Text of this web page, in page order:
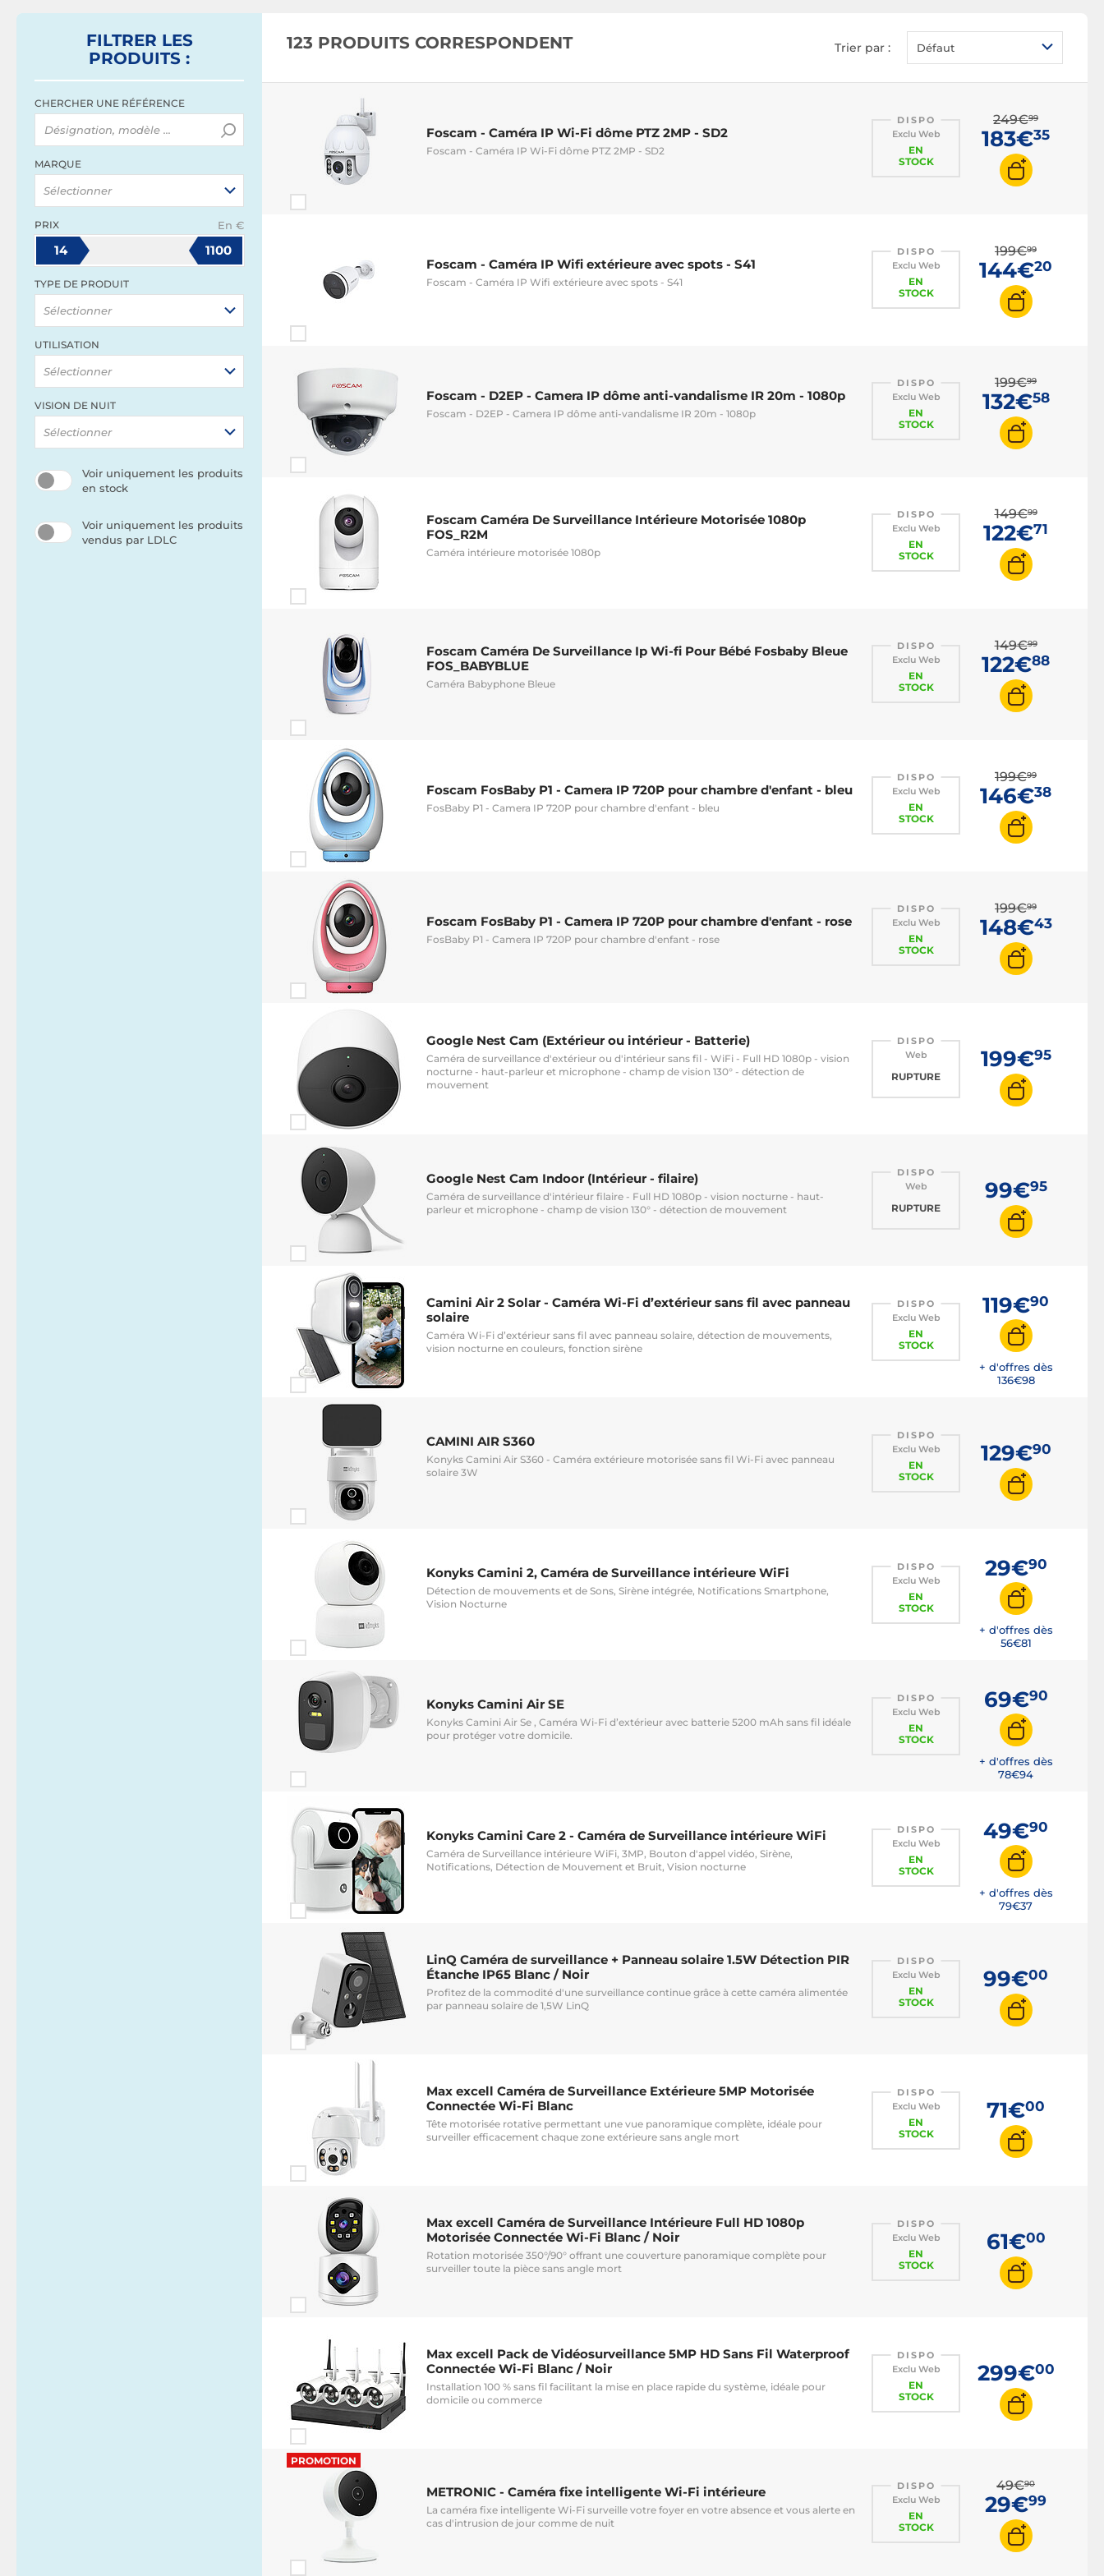
FILTRER LES
PRODUITS :
CHERCHER UNE RÉFÉRENCE
MARQUE
Sélectionner
PRIX En €
14 1100
TYPE DE PRODUIT
Sélectionner
UTILISATION
Sélectionner
VISION DE NUIT
Sélectionner
Voir uniquement les produits
en stock
Voir uniquement les produits
vendus par LDLC
123 PRODUITS CORRESPONDENT Trier par : Défaut
Foscam - Caméra IP Wi-Fi dôme PTZ 2MP - SD2
Foscam - Caméra IP Wi-Fi dôme PTZ 2MP - SD2
DISPO
Exclu Web
EN
STOCK
249€99
183€35
Foscam - Caméra IP Wifi extérieure avec spots - S41
Foscam - Caméra IP Wifi extérieure avec spots - S41
DISPO
Exclu Web
EN
STOCK
199€99
144€20
Foscam - D2EP - Camera IP dôme anti-vandalisme IR 20m - 1080p
Foscam - D2EP - Camera IP dôme anti-vandalisme IR 20m - 1080p
DISPO
Exclu Web
EN
STOCK
199€99
132€58
Foscam Caméra De Surveillance Intérieure Motorisée 1080p
FOS_R2M
Caméra intérieure motorisée 1080p
DISPO
Exclu Web
EN
STOCK
149€99
122€71
Foscam Caméra De Surveillance Ip Wi-fi Pour Bébé Fosbaby Bleue
FOS_BABYBLUE
Caméra Babyphone Bleue
DISPO
Exclu Web
EN
STOCK
149€99
122€88
Foscam FosBaby P1 - Camera IP 720P pour chambre d'enfant - bleu
FosBaby P1 - Camera IP 720P pour chambre d'enfant - bleu
DISPO
Exclu Web
EN
STOCK
199€99
146€38
Foscam FosBaby P1 - Camera IP 720P pour chambre d'enfant - rose
FosBaby P1 - Camera IP 720P pour chambre d'enfant - rose
DISPO
Exclu Web
EN
STOCK
199€99
148€43
Google Nest Cam (Extérieur ou intérieur - Batterie)
Caméra de surveillance d'extérieur ou d'intérieur sans fil - WiFi - Full HD 1080p - vision
nocturne - haut-parleur et microphone - champ de vision 130° - détection de
mouvement
DISPO
Web
RUPTURE
199€95
Google Nest Cam Indoor (Intérieur - filaire)
Caméra de surveillance d'intérieur filaire - Full HD 1080p - vision nocturne - haut-
parleur et microphone - champ de vision 130° - détection de mouvement
DISPO
Web
RUPTURE
99€95
Camini Air 2 Solar - Caméra Wi-Fi d’extérieur sans fil avec panneau
solaire
Caméra Wi-Fi d’extérieur sans fil avec panneau solaire, détection de mouvements,
vision nocturne en couleurs, fonction sirène
DISPO
Exclu Web
EN
STOCK
119€90
+ d'offres dès
136€98
CAMINI AIR S360
Konyks Camini Air S360 - Caméra extérieure motorisée sans fil Wi-Fi avec panneau
solaire 3W
DISPO
Exclu Web
EN
STOCK
129€90
Konyks Camini 2, Caméra de Surveillance intérieure WiFi
Détection de mouvements et de Sons, Sirène intégrée, Notifications Smartphone,
Vision Nocturne
DISPO
Exclu Web
EN
STOCK
29€90
+ d'offres dès
56€81
Konyks Camini Air SE
Konyks Camini Air Se , Caméra Wi-Fi d’extérieur avec batterie 5200 mAh sans fil idéale
pour protéger votre domicile.
DISPO
Exclu Web
EN
STOCK
69€90
+ d'offres dès
78€94
Konyks Camini Care 2 - Caméra de Surveillance intérieure WiFi
Caméra de Surveillance intérieure WiFi, 3MP, Bouton d'appel vidéo, Sirène,
Notifications, Détection de Mouvement et Bruit, Vision nocturne
DISPO
Exclu Web
EN
STOCK
49€90
+ d'offres dès
79€37
LinQ Caméra de surveillance + Panneau solaire 1.5W Détection PIR
Étanche IP65 Blanc / Noir
Profitez de la commodité d'une surveillance continue grâce à cette caméra alimentée
par panneau solaire de 1,5W LinQ
DISPO
Exclu Web
EN
STOCK
99€00
Max excell Caméra de Surveillance Extérieure 5MP Motorisée
Connectée Wi-Fi Blanc
Tête motorisée rotative permettant une vue panoramique complète, idéale pour
surveiller efficacement chaque zone extérieure sans angle mort
DISPO
Exclu Web
EN
STOCK
71€00
Max excell Caméra de Surveillance Intérieure Full HD 1080p
Motorisée Connectée Wi-Fi Blanc / Noir
Rotation motorisée 350°/90° offrant une couverture panoramique complète pour
surveiller toute la pièce sans angle mort
DISPO
Exclu Web
EN
STOCK
61€00
Max excell Pack de Vidéosurveillance 5MP HD Sans Fil Waterproof
Connectée Wi-Fi Blanc / Noir
Installation 100 % sans fil facilitant la mise en place rapide du système, idéale pour
domicile ou commerce
DISPO
Exclu Web
EN
STOCK
299€00
PROMOTION
METRONIC - Caméra fixe intelligente Wi-Fi intérieure
La caméra fixe intelligente Wi-Fi surveille votre foyer en votre absence et vous alerte en
cas d'intrusion de jour comme de nuit
DISPO
Exclu Web
EN
STOCK
49€90
29€99